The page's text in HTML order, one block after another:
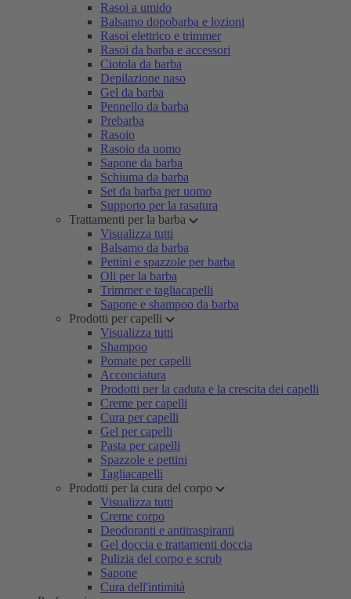
Rasoi a umido
Balsamo dopobarba e lozioni
Rasoi elettrico e trimmer
Rasoi da barba e accessori
Ciotola da barba
Depilazione naso
Gel da barba
Pennello da barba
Prebarba
Rasoio
Rasoio da uomo
Sapone da barba
Schiuma da barba
Set da barba per uomo
Supporto per la rasatura
Trattamenti per la barba
Visualizza tutti
Balsamo da barba
Pettini e spazzole per barba
Oli per la barba
Trimmer e tagliacapelli
Sapone e shampoo da barba
Prodotti per capelli
Visualizza tutti
Shampoo
Pomate per capelli
Acconciatura
Prodotti per la caduta e la crescita dei capelli
Creme per capelli
Cura per capelli
Gel per capelli
Pasta per capelli
Spazzole e pettini
Tagliacapelli
Prodotti per la cura del corpo
Visualizza tutti
Creme corpo
Deodoranti e antitraspiranti
Gel doccia e trattamenti doccia
Pulizia del corpo e scrub
Sapone
Cura dell'intimità